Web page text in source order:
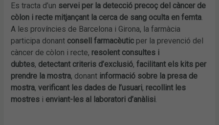
Es tracta d’un servei per la detecció precoç del càncer de
còlon i recte mitjançant la cerca de sang oculta en femta.
A les províncies de Barcelona i Girona, la farmàcia
participa donant consell farmacèutic per la prevenció del
càncer de còlon i recte, resolent consultes i
dubtes, detectant criteris d’exclusió,facilitant els kits per
prendre la mostra, donant informació sobre la presa de
mostra,verificant les dades de l’usuari, recollint les
mostres i enviant-les al laboratori d’anàlisi.